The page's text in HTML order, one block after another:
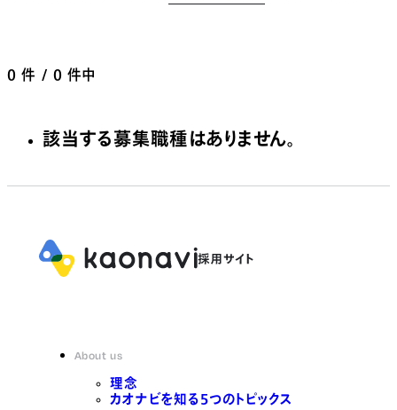
0 件 / 0 件中
該当する募集職種はありません。
About us
理念
カオナビを知る5つのトピックス